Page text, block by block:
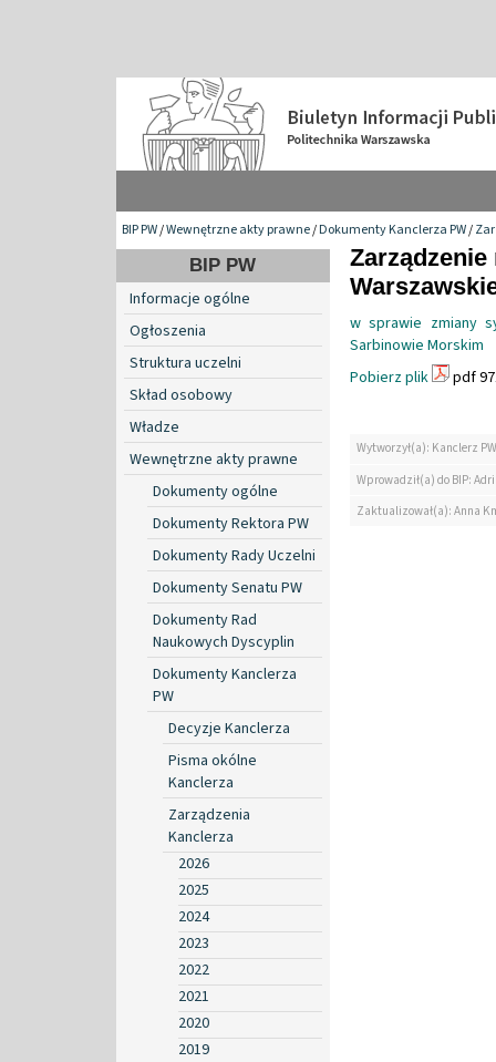
BIP PW/Wewnętrzne akty prawne/Dokumenty Kanclerza PW/
BIP PW
Informacje ogólne
Ogłoszenia
Struktura uczelni
Skład osobowy
Władze
Wewnętrzne akty prawne
Dokumenty ogólne
Dokumenty Rektora PW
Dokumenty Rady Uczelni
Dokumenty Senatu PW
Dokumenty Rad
Naukowych Dyscyplin
Dokumenty Kanclerza
PW
Decyzje Kanclerza
Pisma okólne
Kanclerza
Zarządzenia
Kanclerza
2026
2025
2024
2023
2022
2021
2020
2019
w sprawie zmiany
Sarbinowie Morskim
Pobierz plik
pdf
Wytworzył(a): Kanclerz PW
Wprowadził(a) do BIP:
Zaktualizował(a): Anna